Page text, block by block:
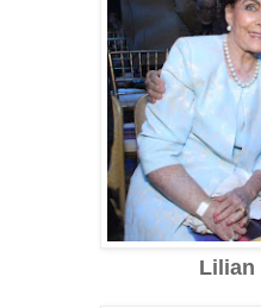
Lilian e